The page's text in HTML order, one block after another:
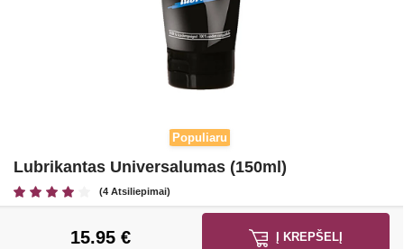
Populiaru
Lubrikantas Universalumas (150ml)
(4 Atsiliepimai)
15.95 € Į KREPŠELĮ